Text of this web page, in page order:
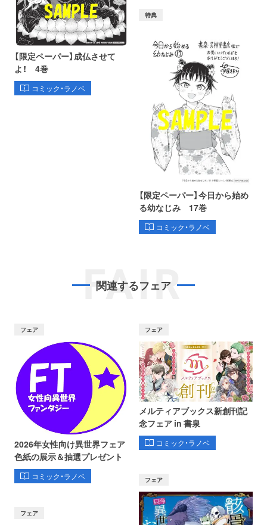
【限定ペーパー】成仏させて
よ！ 4巻
コミック・ラノベ
特典
【限定ペーパー】今日から始め
る幼なじみ 17巻
コミック・ラノベ
FAIR
関連するフェア
フェア
2026年女性向け異世界フェア
色紙の展示＆抽選プレゼント
コミック・ラノベ
フェア
メルティアブックス新創刊記
念フェア in 書泉
コミック・ラノベ
フェア
フェア